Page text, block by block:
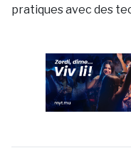
pratiques avec des